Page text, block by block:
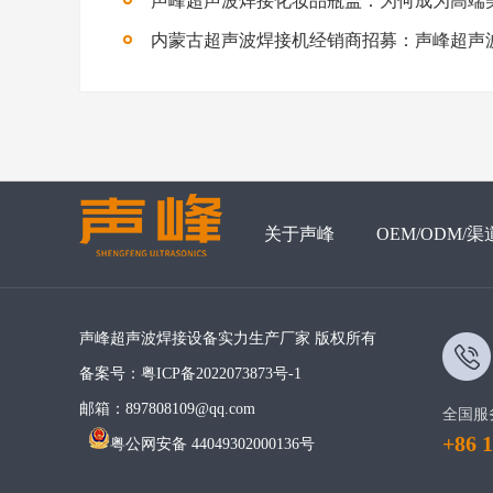
关于声峰 OEM/ODM/渠
声峰超声波焊接设备实力生产厂家 版权所有
备案号： 粤ICP备2022073873号-1
邮箱：897808109@qq.com
粤公网安备 44049302000136号
全国服
+86